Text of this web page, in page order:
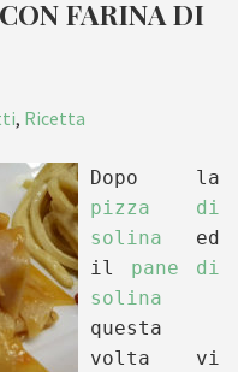
FARINA DI
, Ricetta
Dopo la
pizza di
solina ed
il pane di
solina
questa
volta vi